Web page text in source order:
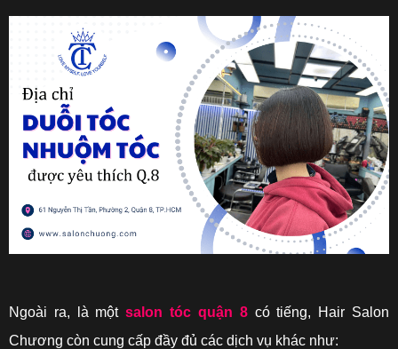
Ngoài ra, là mộtsalon tóc quận 8có tiếng, Hair Salon
Chương còn cung cấp đầy đủ các dịch vụ khác như: